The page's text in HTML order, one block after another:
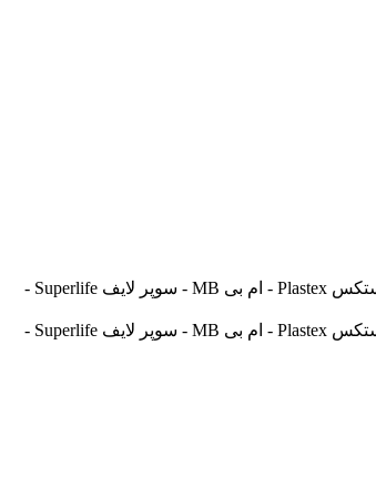
آسیالنت Asilent - جهانلنت Jahanlent - ایرانلنت Iranlent - پارس Pars - برنتا Brenta - آریتما Aritma - آفورتیس Afortis - فریکسا Frixa - اسپارتکس Spartex - پلااستکس Plastex - ام بی MB - سوپر لایف Superlife -
آسیالنت Asilent - جهانلنت Jahanlent - ایرانلنت Iranlent - پارس Pars - برنتا Brenta - آریتما Aritma - آفورتیس Afortis - فریکسا Frixa - اسپارتکس Spartex - پلااستکس Plastex - ام بی MB - سوپر لایف Superlife -